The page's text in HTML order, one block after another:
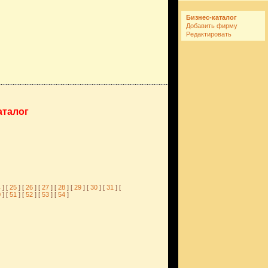
Бизнес-каталог
Добавить фирму
Редактировать
] [25 ] [26 ] [27 ] [28 ] [29 ] [30 ] [31 ] [
] [ 51 ] [ 52 ] [ 53 ] [ 54 ]